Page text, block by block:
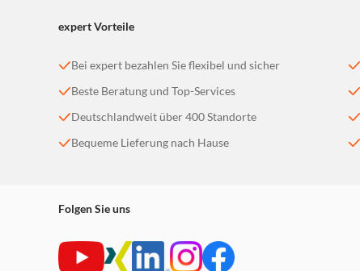
expert Vorteile
Bei expert bezahlen Sie flexibel und sicher
Beste Beratung und Top-Services
Deutschlandweit über 400 Standorte
Bequeme Lieferung nach Hause
Folgen Sie uns